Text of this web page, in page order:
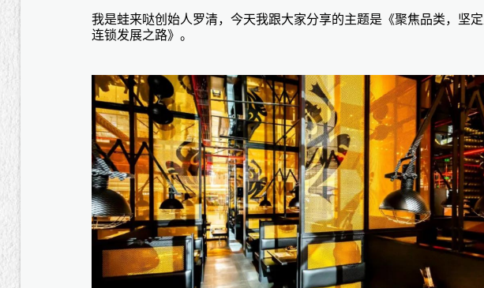
我是蛙来哒创始人罗清，今天我跟大家分享的主题是《聚焦品类，坚
连锁发展之路》。